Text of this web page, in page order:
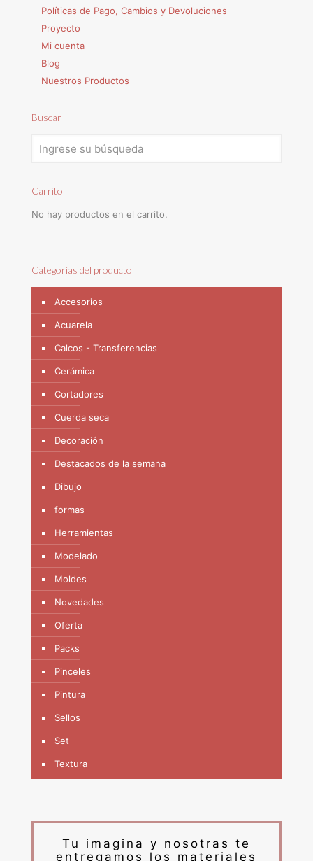
Políticas de Pago, Cambios y Devoluciones
Proyecto
Mi cuenta
Blog
Nuestros Productos
Buscar
Carrito
No hay productos en el carrito.
Categorías del producto
Accesorios
Acuarela
Calcos - Transferencias
Cerámica
Cortadores
Cuerda seca
Decoración
Destacados de la semana
Dibujo
formas
Herramientas
Modelado
Moldes
Novedades
Oferta
Packs
Pinceles
Pintura
Sellos
Set
Textura
Tu imagina y nosotras te
entregamos los materiales